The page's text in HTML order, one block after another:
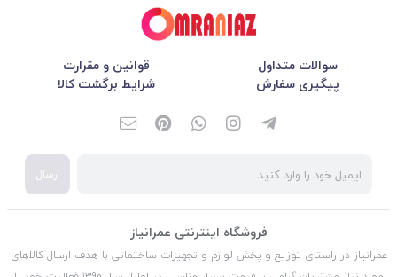
سوالات متداول
قوانین و مقرارت
پیگیری سفارش
شرایط برگشت کالا
ارسال
فروشگاه اینترنتی عمرانیاز
عمرانیاز در راستای توزیع و پخش لوازم و تجهیزات ساختمانی با هدف ارسال کالاهای